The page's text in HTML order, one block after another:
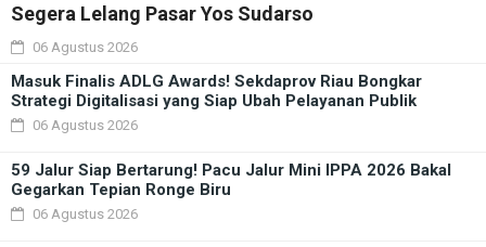
Segera Lelang Pasar Yos Sudarso
06 Agustus 2026
Masuk Finalis ADLG Awards! Sekdaprov Riau Bongkar
Strategi Digitalisasi yang Siap Ubah Pelayanan Publik
06 Agustus 2026
59 Jalur Siap Bertarung! Pacu Jalur Mini IPPA 2026 Bakal
Gegarkan Tepian Ronge Biru
06 Agustus 2026